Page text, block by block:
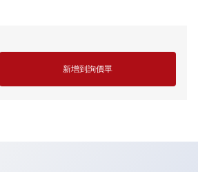
新增到詢價單